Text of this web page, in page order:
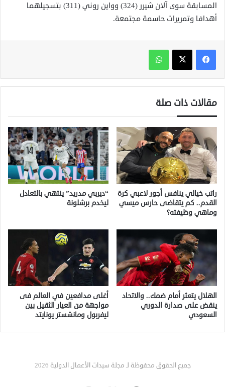
المسابقة سوى آلان شيرر (324) وواين روني (311) بتسجيلهما
أهدافا وتمريرات حاسمة مجتمعة.
واتساب
مقالات ذات صلة
راتب خيالي ينافس أجور لاعبي كرة
القدم.. كم يتقاضى حارس ميسي
وماهي وظيفته؟
“ديربي مدريد” ينتهي بالتعادل
ليخدم برشلونة
الهلال يتعثر أمام ضمك.. والاتحاد
ينقض على صدارة الدوري
السعودي
أغلى مدافعين في العالم فى
مواجهة من العيار الثقيل بين
ليفربول ومانشستر يونايتد
جميع الحقوق محفوظة لـ مجلة سيدات الأعمال الدولية 2026